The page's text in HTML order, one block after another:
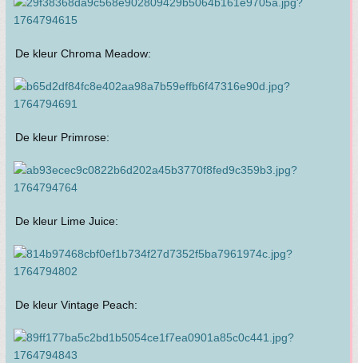
De kleur Chroma Meadow:
De kleur Primrose:
De kleur Lime Juice:
De kleur Vintage Peach: